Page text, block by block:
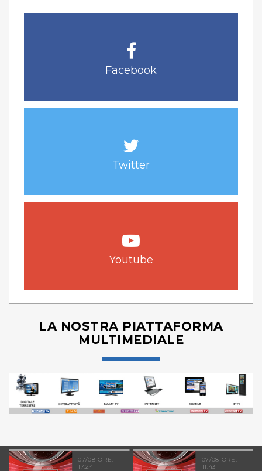
Facebook
Twitter
Youtube
LA NOSTRA PIATTAFORMA
MULTIMEDIALE
07/08 ORE:
17.24
07/08 ORE:
11.43